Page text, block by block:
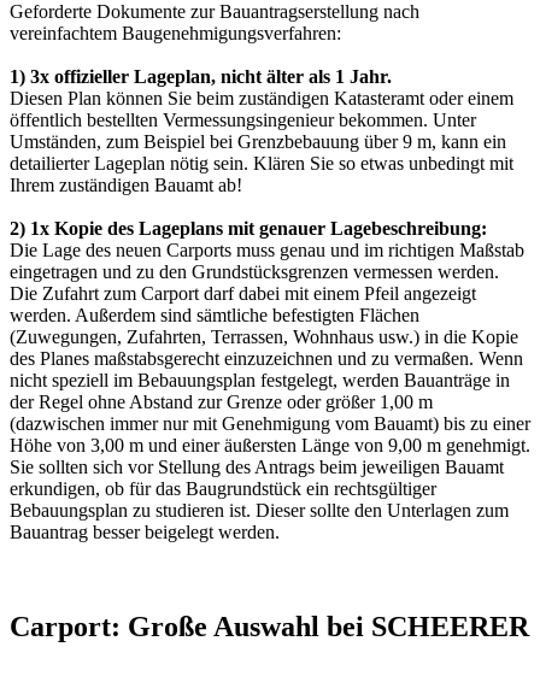
Geforderte Dokumente zur Bauantragserstellung nach
vereinfachtem Baugenehmigungsverfahren:
1) 3x offizieller Lageplan, nicht älter als 1 Jahr.
Diesen Plan können Sie beim zuständigen Katasteramt oder einem
öffentlich bestellten Vermessungsingenieur bekommen. Unter
Umständen, zum Beispiel bei Grenzbebauung über 9 m, kann ein
detailierter Lageplan nötig sein. Klären Sie so etwas unbedingt mit
Ihrem zuständigen Bauamt ab!
2) 1x Kopie des Lageplans mit genauer Lagebeschreibung:
Die Lage des neuen Carports muss genau und im richtigen Maßstab
eingetragen und zu den Grundstücksgrenzen vermessen werden.
Die Zufahrt zum Carport darf dabei mit einem Pfeil angezeigt
werden. Außerdem sind sämtliche befestigten Flächen
(Zuwegungen, Zufahrten, Terrassen, Wohnhaus usw.) in die Kopie
des Planes maßstabsgerecht einzuzeichnen und zu vermaßen. Wenn
nicht speziell im Bebauungsplan festgelegt, werden Bauanträge in
der Regel ohne Abstand zur Grenze oder größer 1,00 m
(dazwischen immer nur mit Genehmigung vom Bauamt) bis zu einer
Höhe von 3,00 m und einer äußersten Länge von 9,00 m genehmigt.
Sie sollten sich vor Stellung des Antrags beim jeweiligen Bauamt
erkundigen, ob für das Baugrundstück ein rechtsgültiger
Bebauungsplan zu studieren ist. Dieser sollte den Unterlagen zum
Bauantrag besser beigelegt werden.
Carport: Große Auswahl bei SCHEERER